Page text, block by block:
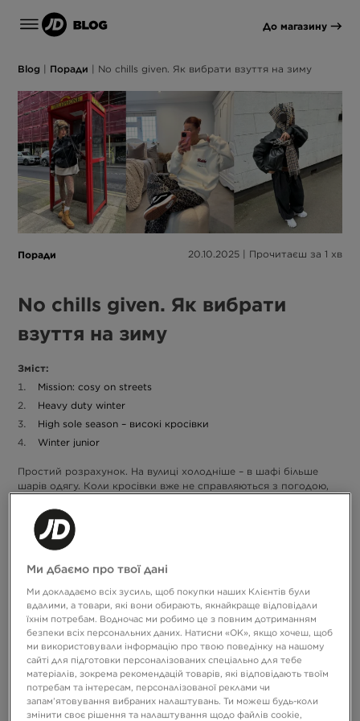
До магазину
Blog | Поради | No chills given. Як вибрати взуття на зиму
Поради 20.10.2025 | Прочитаєш за 1 хв
No chills given. Як вибрати
взуття на зиму
Зміст:
Mission: cosy on streets
Heavy duty winter
High sole season – високі кросівки
Winter junior
Простий розрахунок. На вулиці холодніше – в шафі більше
шарів одягу. Коли кросівки вже не справляються з погодою,
виходячи з конкретних потреб.
Варіантів не бракує. Від затишних моделей з вовни до
похідних чобіт, які виглядають так, ніби готові до гірських
Обираєш захист від холоду чи функціональний дизайн? Так чи
інакше: no chills given. Переглянь довідник і підбери взуття на
новий сезон.
Mission: cosy on streets
Список відкриваютьчеревики UGG. Теплі та м’які, тобто
абсолютно затишні – особливо в дні, коли ти реально
розмірковуєш, чи варто виходити з-під ковдри.Якщо ти не
знаєш, в які зимові черевики інвестувати перед початком
Ми дбаємо про твої дані
Ми докладаємо всіх зусиль, щоб покупки наших Клієнтів були
вдалими, а товари, які вони обирають, якнайкраще відповідали
їхнім потребам. Водночас ми робимо це з повним дотриманням
безпеки всіх персональних даних. Натисни «OK», якщо хочеш, щоб
ми використовували інформацію про твою поведінку на нашому
сайті для підготовки персоналізованих спеціально для тебе
матеріалів, зокрема рекомендацій товарів, які відповідають твоїм
потребам та інтересам, персоналізованої реклами чи
запам’ятовування вибраних налаштувань. Ти можеш будь-коли
змінити своє рішення та налаштування щодо файлів cookie,